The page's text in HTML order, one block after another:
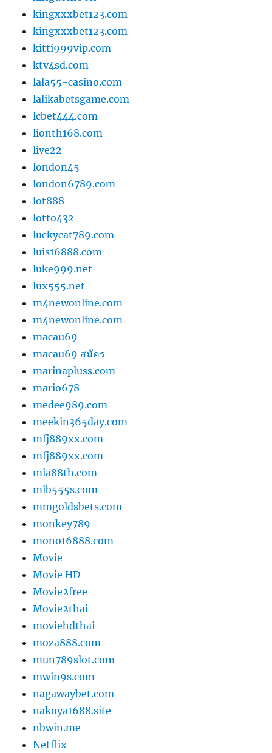
kingxxxbet123.com
kingxxxbet123.com
kitti999vip.com
ktv4sd.com
lala55-casino.com
lalikabetsgame.com
lcbet444.com
lionth168.com
live22
london45
london6789.com
lot888
lotto432
luckycat789.com
luis16888.com
luke999.net
lux555.net
m4newonline.com
m4newonline.com
macau69
macau69 สมัคร
marinapluss.com
mario678
medee989.com
meekin365day.com
mfj889xx.com
mfj889xx.com
mia88th.com
mib555s.com
mmgoldsbets.com
monkey789
mono16888.com
Movie
Movie HD
Movie2free
Movie2thai
moviehdthai
moza888.com
mun789slot.com
mwin9s.com
nagawaybet.com
nakoya1688.site
nbwin.me
Netflix